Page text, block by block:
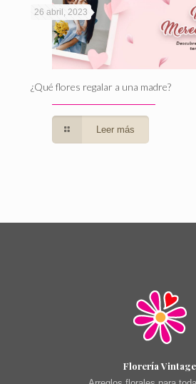
26 abril, 2023
¿Qué flores regalar a una madre?
Leer más
Florería Vintage